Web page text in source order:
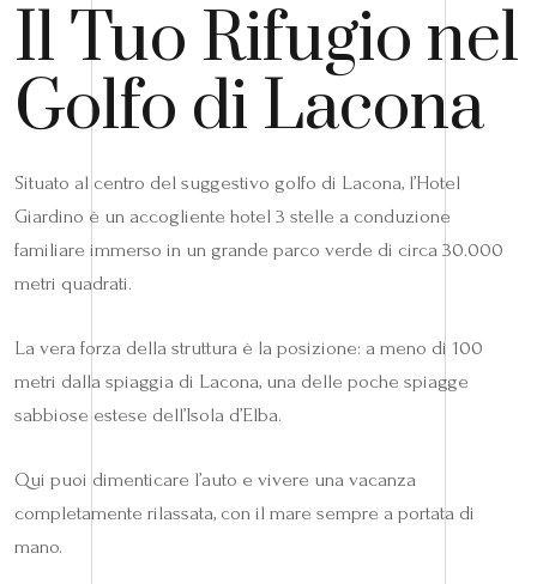
Il Tuo Rifugio nel
Golfo di Lacona
Situato al centro del suggestivo golfo di Lacona, l’Hotel
Giardino è un accogliente hotel 3 stelle a conduzione
familiare immerso in un grande parco verde di circa 30.000
metri quadrati.
La vera forza della struttura è la posizione: a meno di 100
metri dalla spiaggia di Lacona, una delle poche spiagge
sabbiose estese dell’Isola d’Elba.
Qui puoi dimenticare l’auto e vivere una vacanza
completamente rilassata, con il mare sempre a portata di
mano.